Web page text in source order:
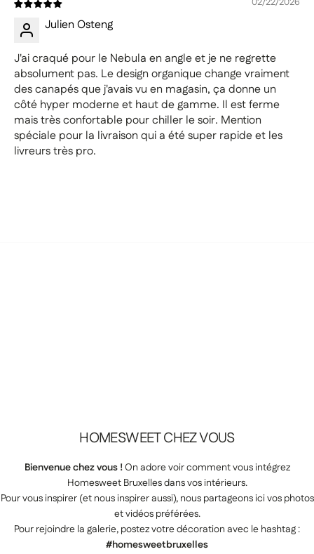
Julien Osteng
J'ai craqué pour le Nebula en angle et je ne regrette
absolument pas. Le design organique change vraiment
des canapés que j'avais vu en magasin, ça donne un
côté hyper moderne et haut de gamme. Il est ferme
mais très confortable pour chiller le soir. Mention
spéciale pour la livraison qui a été super rapide et les
livreurs très pro.
HOMESWEETCHEZVOUS
Bienvenue chez vous !On adore voir comment vous intégrez
Homesweet Bruxelles dans vos intérieurs.
Pour vous inspirer (et nous inspirer aussi), nous partageons ici vos photos
et vidéos préférées.
Pour rejoindre la galerie, postez votre décoration avec le hashtag :
#homesweetbruxelles